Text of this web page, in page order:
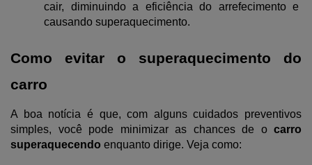
cair, diminuindo a eficiência do arrefecimento e
causando superaquecimento.
Como evitar o superaquecimento do
carro
A boa notícia é que, com alguns cuidados preventivos
simples, você pode minimizar as chances de o carro
superaquecendo enquanto dirige. Veja como: